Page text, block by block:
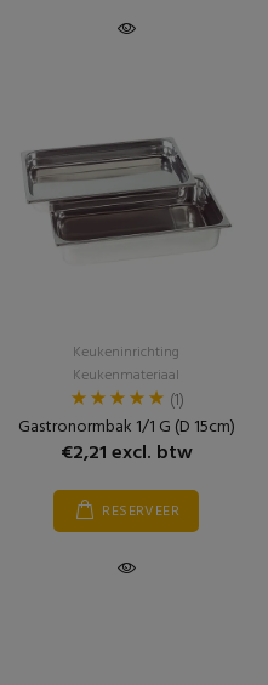
Keukeninrichting
Keukenmateriaal
(1)
Gastronormbak 1/1 G (D 15cm)
€2,21 excl. btw
RESERVEER